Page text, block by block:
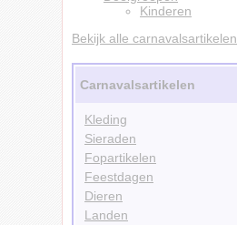
Kinderen
Bekijk alle carnavalsartikelen
Carnavalsartikelen
Kleding
Sieraden
Fopartikelen
Feestdagen
Dieren
Landen